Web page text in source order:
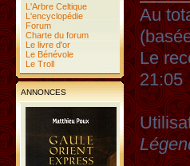
L'Arbre Celtique
L'encyclopédie
Forum
Charte du forum
Le livre d'or
Le Bénévole
Le Troll
ANNONCES
Au
Le
21:05